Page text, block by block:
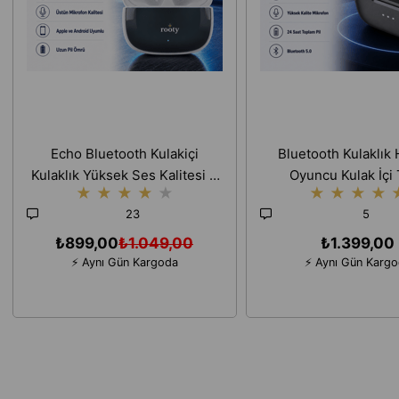
Echo Bluetooth Kulakiçi
Kulaklık Yüksek Ses Kalitesi +
Kaliteli Mikrofon IPX7 Uzun Pil
Ömrü Apple
★ ★ ★ ★ ★
23
₺899,00₺1.049,00
⚡ Aynı Gün Kargoda
Bluetooth Kulaklık
Oyuncu Kulak İçi
Surround Ses IPX7
Kalite Mikrofon
★ ★ ★ ★
5
₺1.399,00
⚡ Aynı Gün